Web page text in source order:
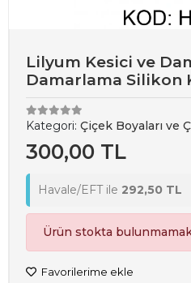
Lilyum Kesici ve
Damarlama Silikon
Kategori: Çiçek Boyaları ve
300,00 TL
Havale/EFT ile 292,50 TL
Ürün stokta
Favorilerime ekle